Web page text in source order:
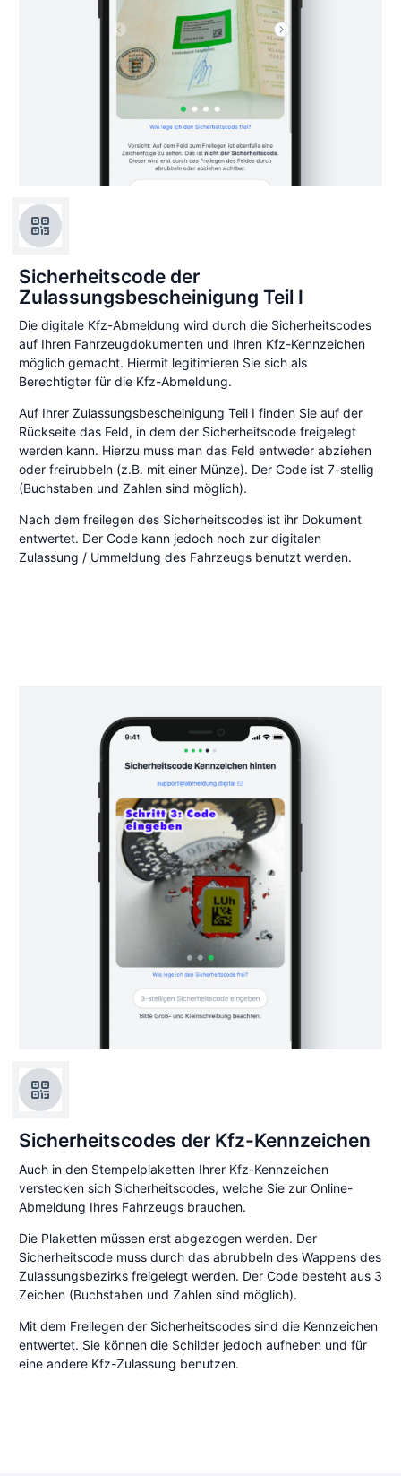
Sicherheitscode der
Zulassungsbescheinigung Teil I
Die digitale Kfz-Abmeldung wird durch die Sicherheitscodes
auf Ihren Fahrzeugdokumenten und Ihren Kfz-Kennzeichen
möglich gemacht. Hiermit legitimieren Sie sich als
Berechtigter für die Kfz-Abmeldung.
Auf Ihrer Zulassungsbescheinigung Teil I finden Sie auf der
Rückseite das Feld, in dem der Sicherheitscode freigelegt
werden kann. Hierzu muss man das Feld entweder abziehen
oder freirubbeln (z.B. mit einer Münze). Der Code ist 7-stellig
(Buchstaben und Zahlen sind möglich).
Nach dem freilegen des Sicherheitscodes ist ihr Dokument
entwertet. Der Code kann jedoch noch zur digitalen
Zulassung / Ummeldung des Fahrzeugs benutzt werden.
Sicherheitscodes der Kfz-Kennzeichen
Auch in den Stempelplaketten Ihrer Kfz-Kennzeichen
verstecken sich Sicherheitscodes, welche Sie zur Online-
Abmeldung Ihres Fahrzeugs brauchen.
Die Plaketten müssen erst abgezogen werden. Der
Sicherheitscode muss durch das abrubbeln des Wappens des
Zulassungsbezirks freigelegt werden. Der Code besteht aus 3
Zeichen (Buchstaben und Zahlen sind möglich).
Mit dem Freilegen der Sicherheitscodes sind die Kennzeichen
entwertet. Sie können die Schilder jedoch aufheben und für
eine andere Kfz-Zulassung benutzen.